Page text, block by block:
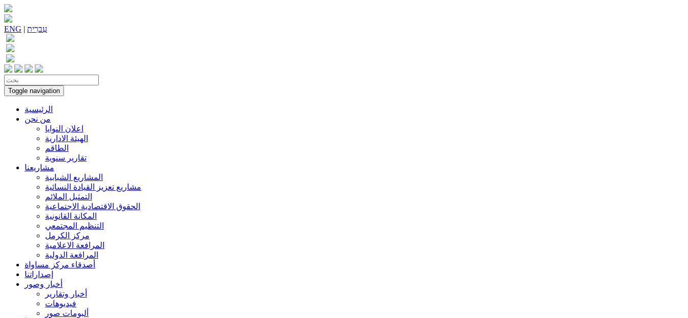
ENG | עִברִית
Toggle navigation
الرئيسية
من نحن
اعلان النوايا
الهيئة الادارية
الطاقم
تقارير سنوية
مشاريعنا
المشاريع الشبابية
مشاريع تعزيز القيادة النسائية
التمثيل الملائم
الحقوق الاقتصادية الاجتماعية
المكانة القانونية
التنظيم المجتمعي
مركز الكرمل
المرافعة الاعلامية
المرافعة الدولية
أصدقاء مركز مساواة
إصداراتنا
أخبار وصور
أخبار وتقارير
فيديوهات
ألبومات صور